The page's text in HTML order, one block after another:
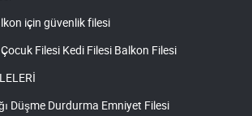
için güvenlik filesi
Filesi Kedi Filesi Balkon Filesi
Düşme Durdurma Emniyet Filesi